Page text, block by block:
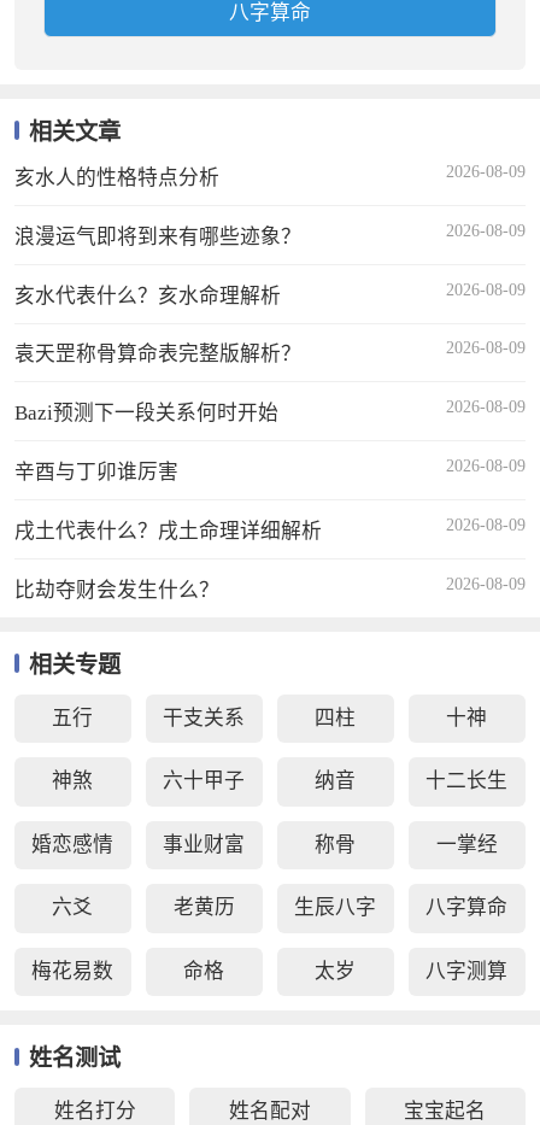
相关文章
亥水人的性格特点分析 2026-08-09
浪漫运气即将到来有哪些迹象？ 2026-08-09
亥水代表什么？亥水命理解析 2026-08-09
袁天罡称骨算命表完整版解析？ 2026-08-09
Bazi预测下一段关系何时开始 2026-08-09
辛酉与丁卯谁厉害 2026-08-09
戌土代表什么？戌土命理详细解析 2026-08-09
比劫夺财会发生什么？ 2026-08-09
相关专题
五行 干支关系 四柱 十神
神煞 六十甲子 纳音 十二长生
婚恋感情 事业财富 称骨 一掌经
六爻 老黄历 生辰八字 八字算命
梅花易数 命格 太岁 八字测算
姓名测试
姓名打分 姓名配对 宝宝起名